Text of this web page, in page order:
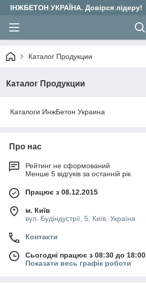
ІНЖБЕТОН УКРАЇНА. Довірся лідеру!
Каталог Продукции
Каталог Продукции
Каталоги ИнжБетон Украина
Про нас
Рейтинг не сформований
Менше 5 відгуків за останній рік
Працює з 08.12.2015
м. Київ
вул. Будіндустрії, 5, Київ, Україна
Контакти
Сьогодні працює з 08:30 до 18:00
Показати весь графік роботи